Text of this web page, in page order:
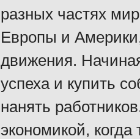
разных частях
Европы и
движения.
успеха и купить
нанять
экономикой,